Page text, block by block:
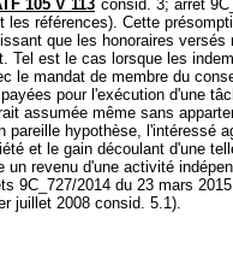
105 V 113 consid. 3; arrêt
les références). Cette
que les honoraires versés
Tel est le cas lorsque les
le mandat de membre du
pour l'exécution d'une
assumée même sans
pareille hypothèse, l'intéressé
et le gain découlant d'une
un revenu d'une activité
9C_727/2014 du 23 mars
juillet 2008 consid. 5.1).